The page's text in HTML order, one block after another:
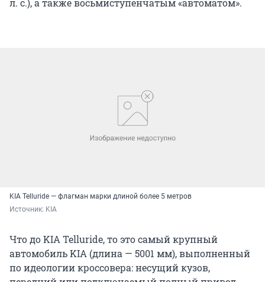
л. с.), а также восьмиступенчатым «автоматом».
KIA Telluride — флагман марки длиной более 5 метров
Источник: KIA
Что до KIA Telluride, то это самый крупный
автомобиль KIA (длина — 5001 мм), выполненный
по идеологии кроссовера: несущий кузов,